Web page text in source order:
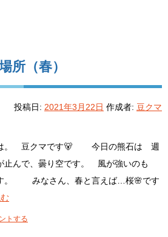
所（春）
投稿日: 2021年3月22日 作成者: 豆クマ
。 豆クマです🐻 今日の熊石は 週
止んで、曇り空です。 風が強いのも
。 みなさん、春と言えば…桜🌸です
トする